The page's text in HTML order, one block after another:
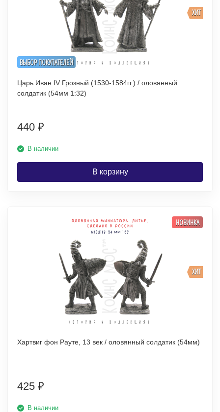
ВЫБОР ПОКУПАТЕЛЕЙ
ХИТ
Царь Иван IV Грозный (1530-1584гг.) / оловянный
солдатик (54мм 1:32)
440 ₽
В наличии
В корзину
ХИТ
НОВИНКА
Хартвиг фон Рауте, 13 век / оловянный солдатик (54мм)
425 ₽
В наличии